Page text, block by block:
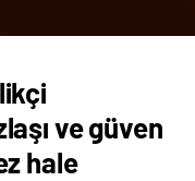
ve güven
hale